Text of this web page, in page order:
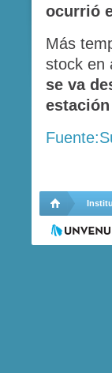
ocurrió
Más
stock en
se va